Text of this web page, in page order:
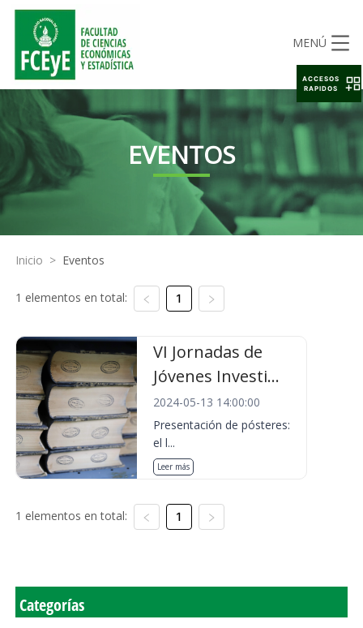
MENÚ
EVENTOS
Inicio > Eventos
1 elementos en total: 1
VI Jornadas de
Jóvenes Investi...
2024-05-13 14:00:00
Presentación de pósteres:
el l...
Leer más
1 elementos en total: 1
Categorías
ACCESOS
RAPIDOS